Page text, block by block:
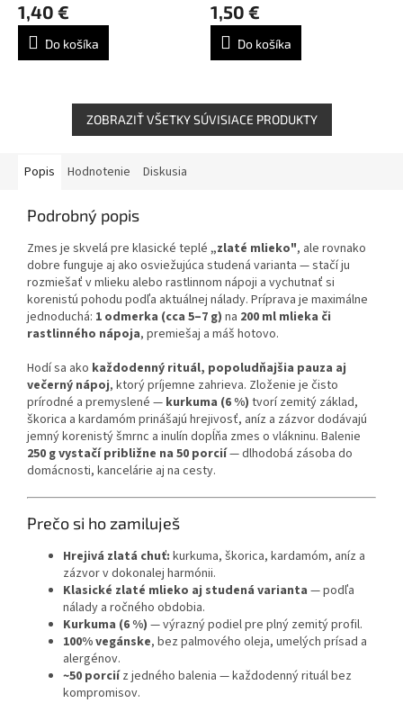
1,40 €
Do košíka
1,50 €
Do košíka
ZOBRAZIŤ VŠETKY SÚVISIACE PRODUKTY
Popis Hodnotenie Diskusia
Podrobný popis
Zmes je skvelá pre klasické teplé „zlaté mlieko", ale rovnako
dobre funguje aj ako osviežujúca studená varianta — stačí ju
rozmiešať v mlieku alebo rastlinnom nápoji a vychutnať si
korenistú pohodu podľa aktuálnej nálady. Príprava je maximálne
jednoduchá: 1 odmerka (cca 5–7 g) na 200 ml mlieka či
rastlinného nápoja, premiešaj a máš hotovo.
Hodí sa ako každodenný rituál, popoludňajšia pauza aj
večerný nápoj, ktorý príjemne zahrieva. Zloženie je čisto
prírodné a premyslené — kurkuma (6 %) tvorí zemitý základ,
škorica a kardamóm prinášajú hrejivosť, aníz a zázvor dodávajú
jemný korenistý šmrnc a inulín dopĺňa zmes o vlákninu. Balenie
250 g vystačí približne na 50 porcií— dlhodobá zásoba do
domácnosti, kancelárie aj na cesty.
Prečo si ho zamiluješ
Hrejivá zlatá chuť: kurkuma, škorica, kardamóm, aníz a
zázvor v dokonalej harmónii.
Klasické zlaté mlieko aj studená varianta — podľa
nálady a ročného obdobia.
Kurkuma (6 %) — výrazný podiel pre plný zemitý profil.
100% vegánske, bez palmového oleja, umelých prísad a
alergénov.
~50 porciíz jedného balenia — každodenný rituál bez
kompromisov.